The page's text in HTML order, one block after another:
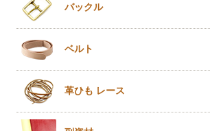
バックル
ベルト
革ひも レース